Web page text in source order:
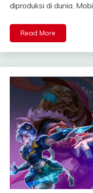
diproduksi di dunia.
Read More